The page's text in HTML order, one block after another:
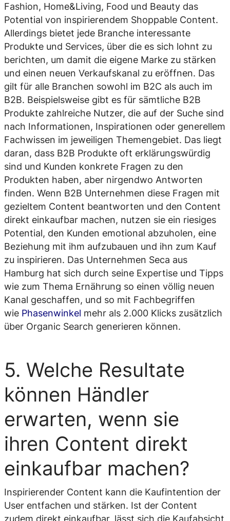
Fashion, Home&Living, Food und Beauty das
Potential von inspirierendem Shoppable Content.
Allerdings bietet jede Branche interessante
Produkte und Services, über die es sich lohnt zu
berichten, um damit die eigene Marke zu stärken
und einen neuen Verkaufskanal zu eröffnen. Das
gilt für alle Branchen sowohl im B2C als auch im
B2B. Beispielsweise gibt es für sämtliche B2B
Produkte zahlreiche Nutzer, die auf der Suche sind
nach Informationen, Inspirationen oder generellem
Fachwissen im jeweiligen Themengebiet. Das liegt
daran, dass B2B Produkte oft erklärungswürdig
sind und Kunden konkrete Fragen zu den
Produkten haben, aber nirgendwo Antworten
finden. Wenn B2B Unternehmen diese Fragen mit
gezieltem Content beantworten und den Content
direkt einkaufbar machen, nutzen sie ein riesiges
Potential, den Kunden emotional abzuholen, eine
Beziehung mit ihm aufzubauen und ihn zum Kauf
zu inspirieren. Das Unternehmen Seca aus
Hamburg hat sich durch seine Expertise und Tipps
wie zum Thema Ernährung so einen völlig neuen
Kanal geschaffen, und so mit Fachbegriffen
wie Phasenwinkel mehr als 2.000 Klicks zusätzlich
über Organic Search generieren können.
5. Welche Resultate
können Händler
erwarten, wenn sie
ihren Content direkt
einkaufbar machen?
Inspirierender Content kann die Kaufintention der
User entfachen und stärken. Ist der Content
zudem direkt einkaufbar, lässt sich die Kaufabsicht